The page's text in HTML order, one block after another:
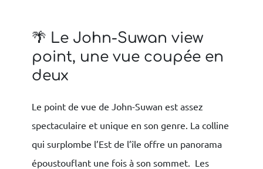
🌴 Le John-Suwan view
point, une vue coupée en
deux
Le point de vue de John-Suwan est assez
spectaculaire et unique en son genre. La colline
qui surplombe l’Est de l’île offre un panorama
époustouflant une fois à son sommet. Les